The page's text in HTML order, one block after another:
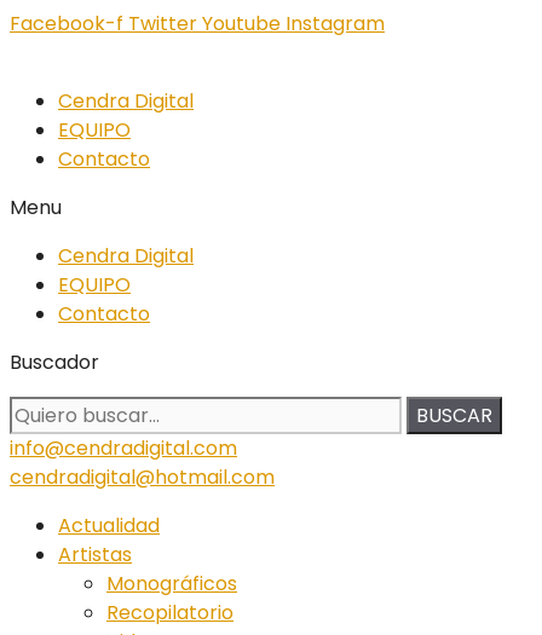
Facebook-f TwitterYoutube Instagram
Cendra Digital
EQUIPO
Contacto
Menu
Cendra Digital
EQUIPO
Contacto
Buscador
BUSCAR
info@cendradigital.com
cendradigital@hotmail.com
Actualidad
Artistas
Monográficos
Recopilatorio